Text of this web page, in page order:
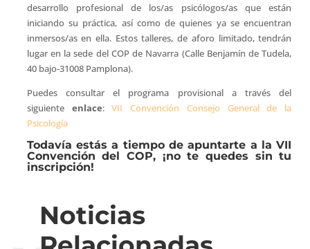
desarrollo profesional de los/as psicólogos/as que están
iniciando su práctica, así como de quienes ya se encuentran
inmersos/as en ella. Estos talleres, de aforo limitado, tendrán
lugar en la sede del COP de Navarra (Calle Benjamín de Tudela,
40 bajo-31008 Pamplona).
Puedes consultar el programa provisional a través del
siguiente enlace:VII Convención Consejo General de la
Psicología
Todavía estás a tiempo de apuntarte a la VII
Convención del COP, ¡no te quedes sin tu
inscripción!
Noticias